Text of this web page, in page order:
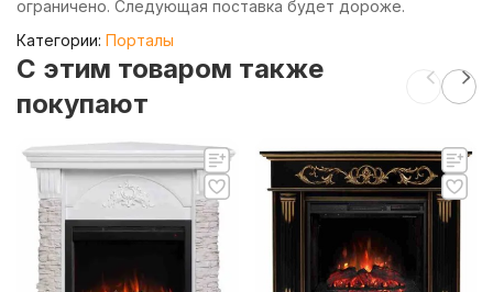
ограничено. Следующая поставка будет дороже.
Категории: Порталы
C этим товаром также
покупают